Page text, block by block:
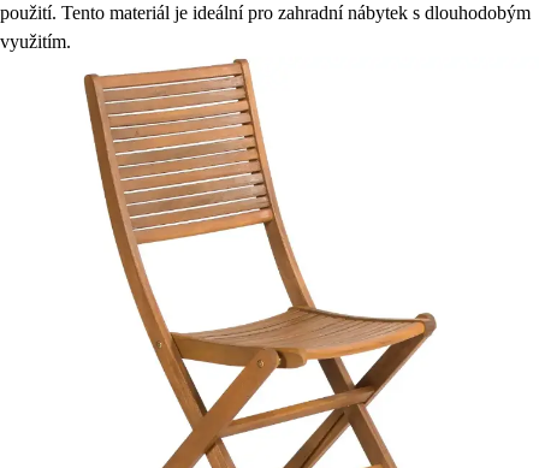
použití. Tento materiál je ideální pro zahradní nábytek s dlouhodobým
využitím.